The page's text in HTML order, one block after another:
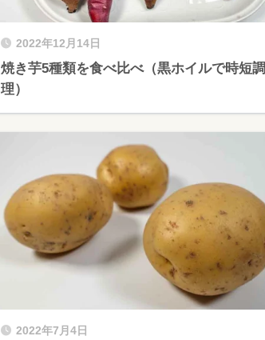
2022年12月14日
焼き芋5種類を食べ比べ（黒ホイルで時短調
理）
2022年7月4日